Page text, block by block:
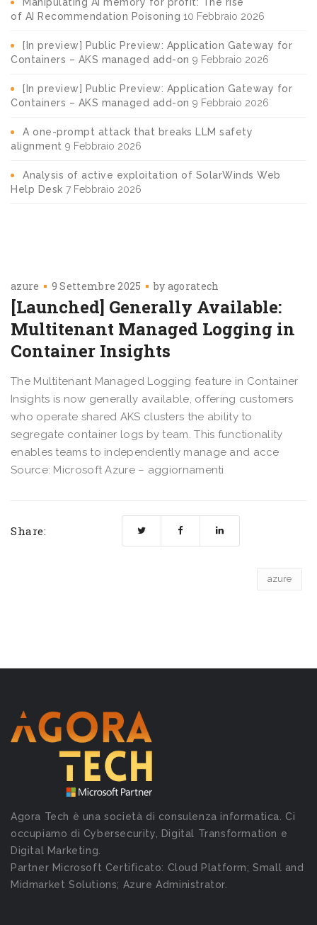
of AI Recommendation Poisoning 10 Febbraio 2026
[In preview] Public Preview: Application Gateway for
Containers – AKS managed add-on 9 Febbraio 2026
[In preview] Public Preview: Application Gateway for
Containers – AKS managed add-on 9 Febbraio 2026
A one-prompt attack that breaks LLM safety
alignment 9 Febbraio 2026
Analysis of active exploitation of SolarWinds Web
Help Desk 7 Febbraio 2026
azure 9 Settembre 2025 by agoratech
[Launched] Generally Available:
Multitenant Managed Logging in
Container Insights
The Multitenant Managed Logging feature in Container
Insights is now generally available, offering customers
who operate shared AKS clusters the ability to
segregate container logs by team. This functionality
enables teams to independently manage and acce
Source: Microsoft Azure – aggiornamenti
Share:
azure
Agora Tech è una società di consulenza informatica. Ci
occupiamo di Cybersecurity, Digital Transformation e
Digital Marketing.
Partner Microsoft Certificato: Cloud Platform; Small and
Midmarket Solutions; Azure Administrator.